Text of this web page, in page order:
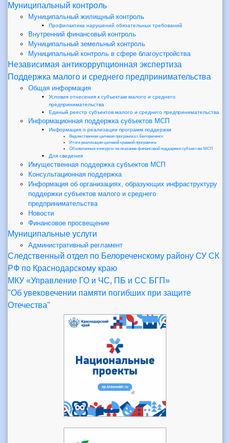
Муниципальный контроль
Муниципальный жилищный контроль
Профилактика нарушений обязательных требований
Внутренний финансовый контроль
Муниципальный земельный контроль
Муниципальный контроль в сфере благоустройства
Независимая антикоррупционная экспертиза
Поддержка малого и среднего предпринимательства
Общая информация
Условия отнесения к субъектам малого и среднего
предпринимательства
Единый реестр субъектов малого и среднего предпринимательства
Информационная поддержка субъектов МСП
Информация о реализации программ поддержки
Ведомственная целевая программа г. Белореченск
Итоги реализации целевой краевой программы
Объявленные конкурсы на оказание финансовой поддержки субъектам МСП
Для сведения
Имущественная поддержка субъектов МСП
Консультационная поддержка
Информация об организациях, образующих инфраструктуру
поддержки субъектов малого и среднего
предпринимательства
Новости
Финансовое просвещение
Муниципальные услуги
Административный регламент
Следственный отдел по Белореченскому району СУ СК
РФ по Краснодарскому краю
МКУ «Управление ГО и ЧС, ПБ и СС БГП»
"Об увековечении памяти погибших при защите
Отечества"